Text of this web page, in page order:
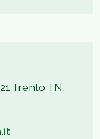
Trento TN,